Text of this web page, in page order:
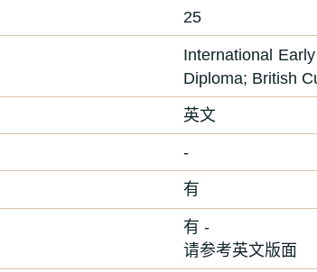
25
International
Diploma; British
英文
-
有
有 -
请参考英文版面